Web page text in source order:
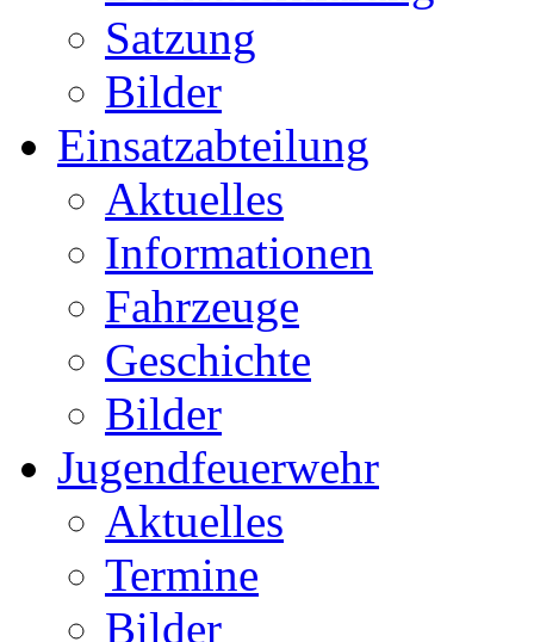
Satzung
Bilder
Einsatzabteilung
Aktuelles
Informationen
Fahrzeuge
Geschichte
Bilder
Jugendfeuerwehr
Aktuelles
Termine
Bilder